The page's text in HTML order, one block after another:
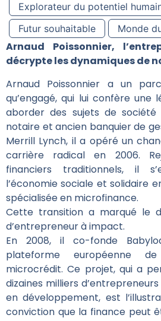
Explorateur du potentiel
Futur souhaitable
Monde
Arnaud Poissonnier,
décrypte les dynamiques de
Arnaud Poissonnier a un
qu’engagé, qui lui confère une
aborder des sujets de société
notaire et ancien banquier de
Merrill Lynch, il a opéré un
carrière radical en 2006.
financiers traditionnels, il
l’économie sociale et solidaire
spécialisée en microfinance.
Cette transition a marqué le
d’entrepreneur à impact.
En 2008, il co-fonde
plateforme européenne
microcrédit. Ce projet, qui a
dizaines milliers
en développement, est
conviction que la finance peut